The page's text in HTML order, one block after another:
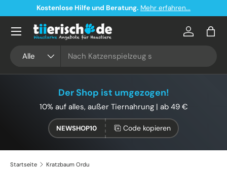
Direkt zum Inhalt
Kostenlose Hilfe und Beratung. Mehr erfahren...
Alle
Konto
Der Shop ist umgezogen!
10% auf alles, außer Tiernahrung | ab 49 €
NEWSHOP10 Code kopieren
Startseite Kratzbaum Ordu